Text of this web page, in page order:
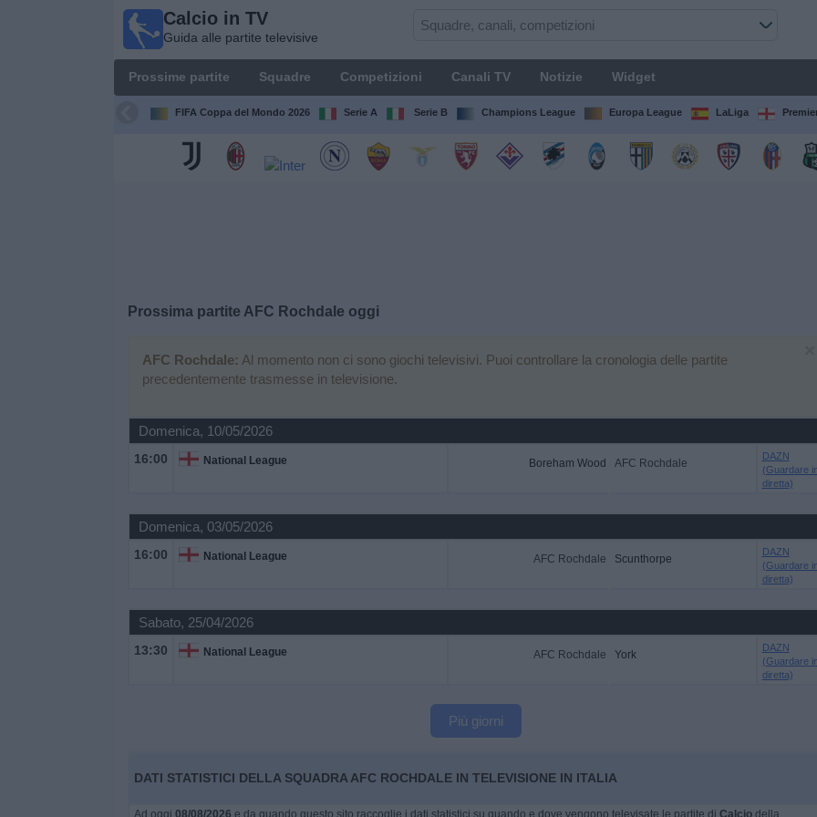
Calcio in TV
Guida alle partite televisive
Prossime partite Squadre Competizioni Canali TV Notizie Widget
FIFA Coppa del Mondo 2026 Serie A Serie B Champions League Europa League LaLiga
Prossima partite AFC Rochdale oggi
AFC Rochdale: Al momento non ci sono giochi televisivi. Puoi controllare la cronologia delle partite
precedentemente trasmesse in televisione.
Domenica, 10/05/2026
16:00 National League Boreham Wood AFC Rochdale
DAZN
(Guardare in
diretta)
Domenica, 03/05/2026
16:00 National League AFC Rochdale Scunthorpe
DAZN
(Guardare in
diretta)
Sabato, 25/04/2026
13:30 National League AFC Rochdale York
DAZN
(Guardare in
diretta)
Più giorni
DATI STATISTICI DELLA SQUADRA AFC ROCHDALE IN TELEVISIONE IN ITALIA
Ad oggi 08/08/2026 e da quando questo sito raccoglie i dati statistici su quando e dove vengono televisate le partite di Calciodella